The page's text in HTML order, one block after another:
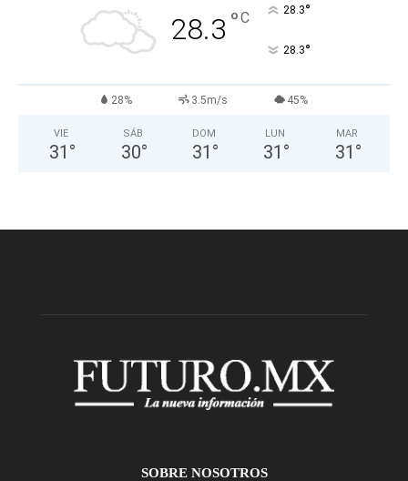
28.3 °C 28.3°
28.3°
28% 3.5m/s 45%
VIE
31 °
SÁB
30°
DOM
31 °
LUN
31 °
MAR
31 °
SOBRE NOSOTROS